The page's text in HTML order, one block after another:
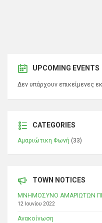
UPCOMING EVENTS
Δεν υπάρχουν επικείμενες
CATEGORIES
Αμαριώτικη Φωνή (33)
TOWN NOTICES
ΜΝΗΜΟΣΥΝΟ ΑΜΑΡΙΩΤΩΝ
12 Ιουνίου 2022
Ανακοίνωση